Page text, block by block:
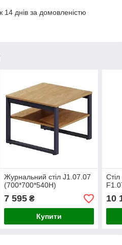
днів за домовленістю
Журнальний стіл J1.07.07
(700*700*540Н)
7 595₴
Купити
10